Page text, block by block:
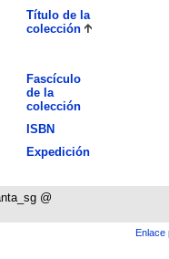
Título de la
colección
Fascículo
de la
colección
ISBN
Expedición
@
Enlace